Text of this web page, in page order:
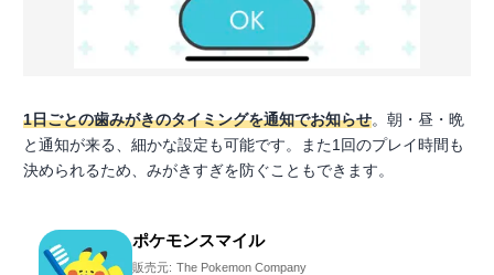
1日ごとの歯みがきのタイミングを通知でお知らせ。朝・昼・晩
と通知が来る、細かな設定も可能です。また1回のプレイ時間も
決められるため、みがきすぎを防ぐこともできます。
ポケモンスマイル
販売元: The Pokemon Company